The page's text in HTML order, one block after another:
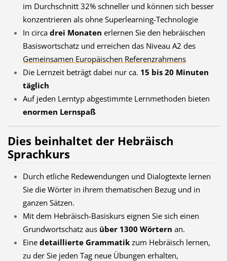
im Durchschnitt 32% schneller und können sich besser
konzentrieren als ohne Superlearning-Technologie
In circa drei Monaten erlernen Sie den hebräischen
Basiswortschatz und erreichen das Niveau A2 des
Gemeinsamen Europäischen Referenzrahmens
Die Lernzeit beträgt dabei nur ca. 15 bis 20 Minuten
täglich
Auf jeden Lerntyp abgestimmte Lernmethoden bieten
enormen Lernspaß
Dies beinhaltet der Hebräisch
Sprachkurs
Durch etliche Redewendungen und Dialogtexte lernen
Sie die Wörter in ihrem thematischen Bezug und in
ganzen Sätzen.
Mit dem Hebräisch-Basiskurs eignen Sie sich einen
Grundwortschatz aus über 1300 Wörtern an.
Eine detaillierte Grammatikzum Hebräisch lernen,
zu der Sie jeden Tag neue Übungen erhalten,